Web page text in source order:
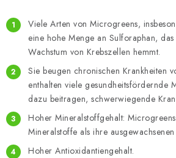
Viele Arten von Microgreens,
eine hohe Menge an Sulforaphan,
Wachstum von Krebszellen hemmt.
Sie beugen chronischen Krankheiten
enthalten viele gesundheitsfördernde
dazu beitragen, schwerwiegende
Hoher Mineralstoffgehalt:
Mineralstoffe als ihre
Hoher Antioxidantiengehalt.